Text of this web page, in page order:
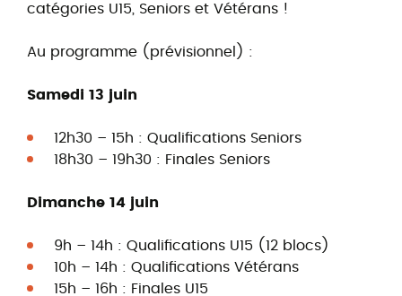
catégories U15, Seniors et Vétérans !
Au programme (prévisionnel) :
Samedi 13 juin
12h30 – 15h : Qualifications Seniors
18h30 – 19h30 : Finales Seniors
Dimanche 14 juin
9h – 14h : Qualifications U15 (12 blocs)
10h – 14h : Qualifications Vétérans
15h – 16h : Finales U15